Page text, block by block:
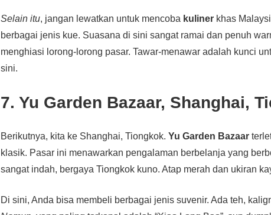
Selain itu, jangan lewatkan untuk mencoba kuliner khas
berbagai jenis kue. Suasana di sini sangat ramai dan penuh
menghiasi lorong-lorong pasar. Tawar-menawar adalah kunci
sini.
7. Yu Garden Bazaar, Shanghai,
Berikutnya, kita ke Shanghai, Tiongkok.Yu Garden Bazaar
klasik. Pasar ini menawarkan pengalaman berbelanja yang
sangat indah, bergaya Tiongkok kuno. Atap merah dan ukiran
Di sini, Anda bisa membeli berbagai jenis suvenir. Ada teh,